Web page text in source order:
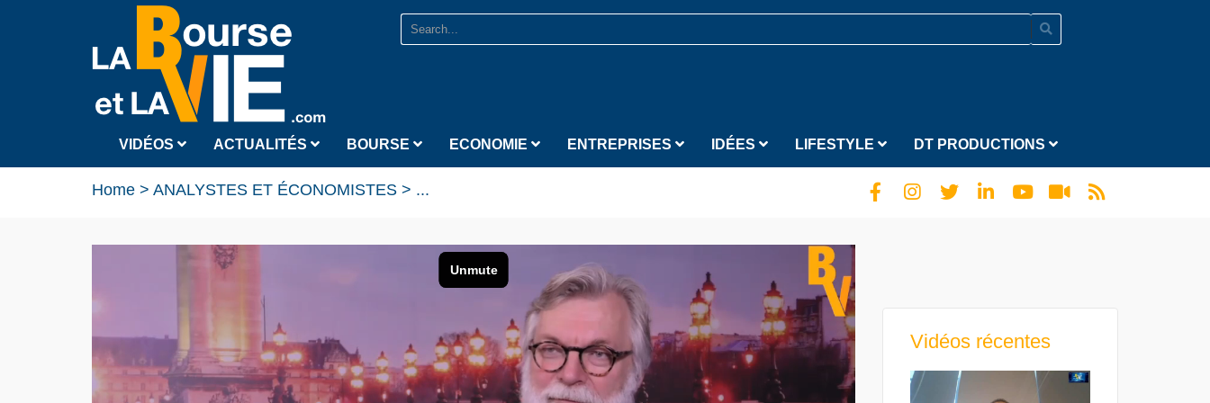
VIDÉOS ACTUALITÉS BOURSE ECONOMIE ENTREPRISES IDÉES LIFESTYLE DT PRODUCTIONS
Home > ANALYSTES ET ÉCONOMISTES > ...
Interview Philippe Waechter Chef économiste Natixis AM
Vidéos récentes